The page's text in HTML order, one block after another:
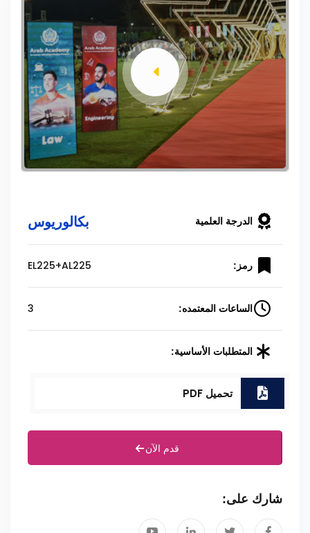
الدرجة العلمية بكالوريوس
رمز: EL225+AL225
الساعات المعتمده: 3
المتطلبات الأساسية:
تحميل PDF
قدم الآن
شارك على: